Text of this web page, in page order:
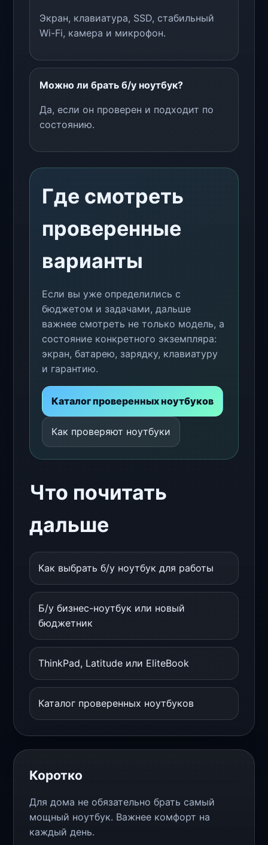
Экран, клавиатура, SSD, стабильный
Wi-Fi, камера и микрофон.
Можно ли брать б/у ноутбук?
Да, если он проверен и подходит по
состоянию.
Где смотреть
проверенные
варианты
Если вы уже определились с
бюджетом и задачами, дальше
важнее смотреть не только модель, а
состояние конкретного экземпляра:
экран, батарею, зарядку, клавиатуру
и гарантию.
Каталог проверенных ноутбуков
Как проверяют ноутбуки
Что почитать
дальше
Как выбрать б/у ноутбук для работы
Б/у бизнес-ноутбук или новый
бюджетник
ThinkPad, Latitude или EliteBook
Каталог проверенных ноутбуков
Коротко
Для дома не обязательно брать самый
мощный ноутбук. Важнее комфорт на
каждый день.